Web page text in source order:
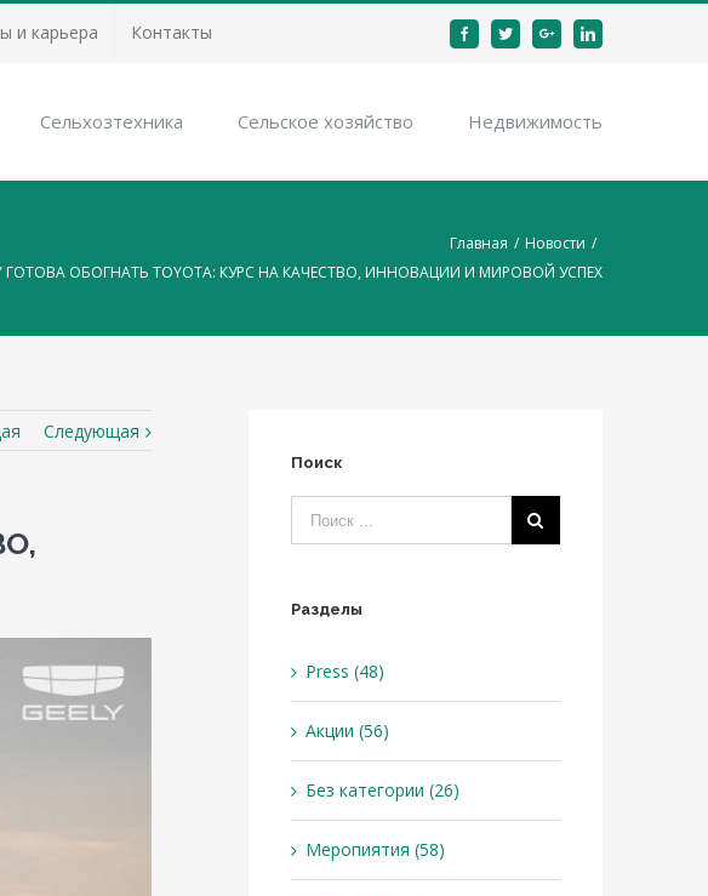
и карьера Контакты FacebookTwitterGoogle+Linkedin
Сельхозтехника Cельское хозяйство Недвижимость
Главная / Новости /
ГОТОВА ОБОГНАТЬ TOYOTA: КУРС НА КАЧЕСТВО, ИННОВАЦИИ И МИРОВОЙ УСПЕХ
Следующая
Поиск
Разделы
Press (48)
Акции (56)
Без категории (26)
Меропиятия (58)